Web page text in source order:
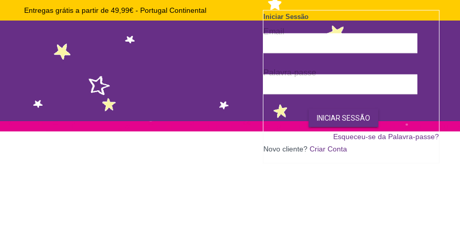
Entregas grátis a partir de 49,99€ - Portugal Continental
Wish
List
Iniciar Sessão
Email
Palavra-passe
INICIAR SESSÃO
Esqueceu-se da Palavra-passe?
Novo cliente? Criar Conta